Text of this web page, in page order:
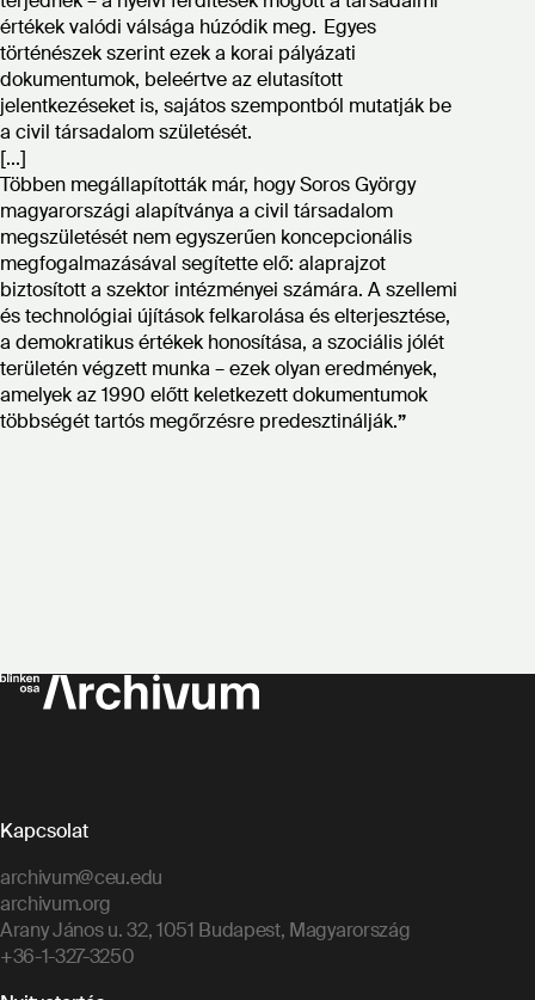
értékek valódi válsága húzódik meg. Egyes
történészek szerint ezek a korai pályázati
dokumentumok, beleértve az elutasított
jelentkezéseket is, sajátos szempontból mutatják be
a civil társadalom születését.
[...]
Többen megállapították már, hogy Soros György
magyarországi alapítványa a civil társadalom
megszületését nem egyszerűen koncepcionális
megfogalmazásával segítette elő: alaprajzot
biztosított a szektor intézményei számára. A szellemi
és technológiai újítások felkarolása és elterjesztése,
a demokratikus értékek honosítása, a szociális jólét
területén végzett munka – ezek olyan eredmények,
amelyek az 1990 előtt keletkezett dokumentumok
többségét tartós megőrzésre predesztinálják.”
Kapcsolat
archivum@ceu.edu
archivum.org
Arany János u. 32, 1051 Budapest, Magyarország
+36-1-327-3250